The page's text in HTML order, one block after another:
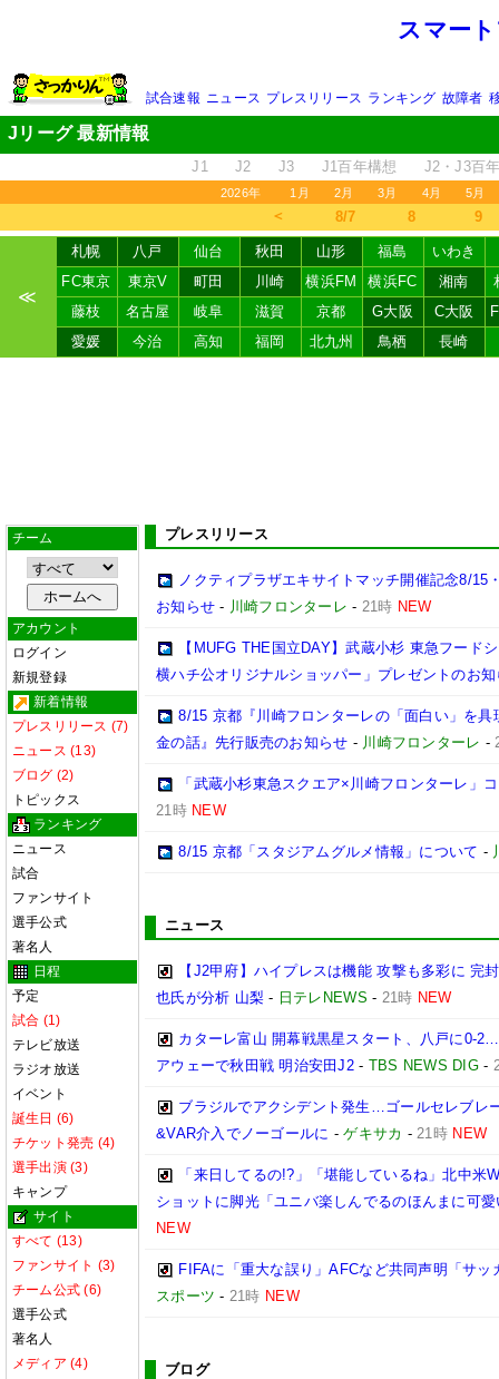
スマー
試合速報 ニュース プレスリリース ランキング 故障者
Jリーグ 最新情報
J1 J2 J3 J1百年構想 J2・J3百
2026年 1月 2月 3月 4月 5月
＜ 8/7 8 9
≪
札幌 八戸 仙台 秋田 山形 福島
いわき
FC東京
東京V 町田 川崎 横浜FM 横浜FC 湘南
藤枝
名古屋 岐阜 滋賀 京都 G大阪 C大阪
愛媛
今治 高知 福岡 北九州 鳥栖 長崎
チーム
アカウント
ログイン
新規登録
新着情報
プレスリリース (7)
ニュース (13)
ブログ (2)
トピックス
ランキング
ニュース
試合
ファンサイト
選手公式
著名人
日程
予定
試合 (1)
テレビ放送
ラジオ放送
イベント
誕生日 (6)
チケット発売 (4)
選手出演 (3)
キャンプ
サイト
すべて (13)
ファンサイト (3)
チーム公式 (6)
選手公式
著名人
メディア (4)
プレスリリース
ノクティプラザエキサイトマッチ開催記念8/
お知らせ - 川崎フロンターレ - 21時 NEW
【MUFG THE国立DAY】武蔵小杉 東急フード
横ハチ公オリジナルショッパー」プレゼントのお知
8/15 京都『川崎フロンターレの「面白い」を
金の話』先行販売のお知らせ - 川崎フロンターレ -
「武蔵小杉東急スクエア×川崎フロンターレ」
21時 NEW
8/15 京都「スタジアムグルメ情報」について -
ニュース
【J2甲府】ハイプレスは機能 攻撃も多彩に 完
也氏が分析 山梨 - 日テレNEWS - 21時 NEW
カターレ富山 開幕戦黒星スタート、八戸に0-
アウェーで秋田戦 明治安田J2 - TBS NEWS DIG -
ブラジルでアクシデント発生…ゴールセレブレ
&VAR介入でノーゴールに -ゲキサカ -21時 NEW
「来日してるの!?」「堪能しているね」北中
ショットに脚光「ユニバ楽しんでるのほんまに可愛
NEW
FIFAに「重大な誤り」AFCなど共同声明「サ
スポーツ - 21時 NEW
ブログ